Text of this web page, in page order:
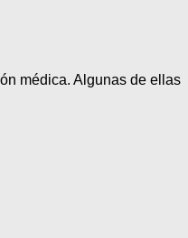
médica. Algunas de ellas